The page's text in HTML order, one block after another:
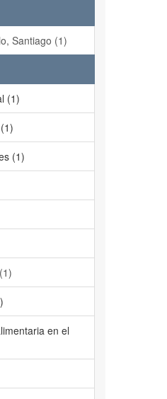
Santiago (1)
(1)
(1)
en el